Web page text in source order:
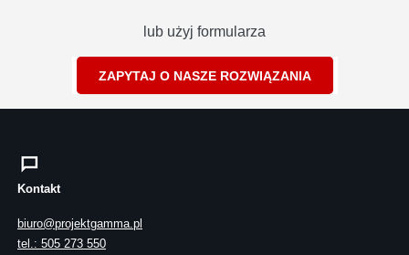
lub użyj formularza
ZAPYTAJ O NASZE ROZWIĄZANIA
Kontakt
biuro@projektgamma.pl
tel.: 505 273 550